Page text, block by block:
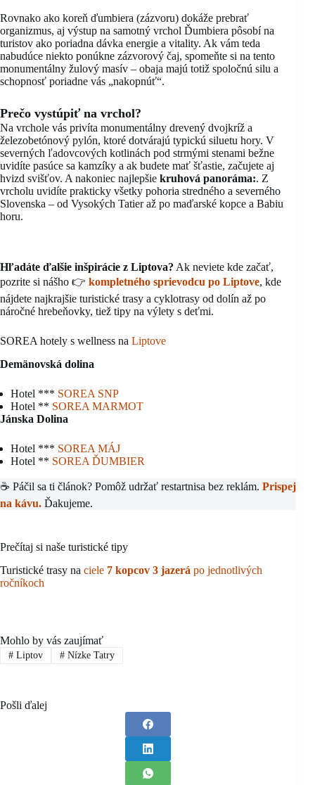
Rovnako ako koreň ďumbiera (zázvoru) dokáže prebrať
organizmus, aj výstup na samotný vrchol Ďumbiera pôsobí na
turistov ako poriadna dávka energie a vitality. Ak vám teda
nabudúce niekto ponúkne zázvorový čaj, spomeňte si na tento
monumentálny žulový masív – obaja majú totiž spoločnú silu a
schopnosť poriadne vás „nakopnúť“.
Prečo vystúpiť na vrchol?
Na vrchole vás privíta monumentálny drevený dvojkríž a
železobetónový pylón, ktoré dotvárajú typickú siluetu hory. V
severných ľadovcových kotlinách pod strmými stenami bežne
uvidíte pasúce sa kamzíky a ak budete mať šťastie, začujete aj
hvizd svišťov. A nakoniec najlepšie kruhová panoráma:. Z
vrcholu uvidíte prakticky všetky pohoria stredného a severného
Slovenska – od Vysokých Tatier až po maďarské kopce a Babiu
horu.
Hľadáte ďalšie inšpirácie z Liptova? Ak neviete kde začať,
pozrite si nášho 👉 kompletného sprievodcu po Liptove, kde
nájdete najkrajšie turistické trasy a cyklotrasy od dolín až po
náročné hrebeňovky, tiež tipy na výlety s deťmi.
SOREA hotely s wellness na Liptove
Demänovská dolina
Hotel *** SOREA SNP
Hotel ** SOREA MARMOT
Jánska Dolina
Hotel *** SOREA MÁJ
Hotel ** SOREA ĎUMBIER
☕ Páčil sa ti článok? Pomôž udržať restartnisa bez reklám. Prispej
na kávu. Ďakujeme.
Prečítaj si naše turistické tipy
Turistické trasy na ciele 7 kopcov 3 jazerá po jednotlivých
ročníkoch
Mohlo by vás zaujímať
#Liptov #Nízke Tatry
Pošli ďalej